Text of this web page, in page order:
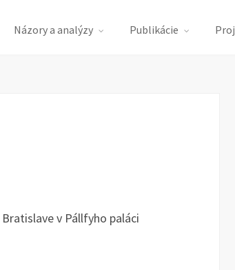
Názory a analýzy Publikácie
v Pállfyho paláci